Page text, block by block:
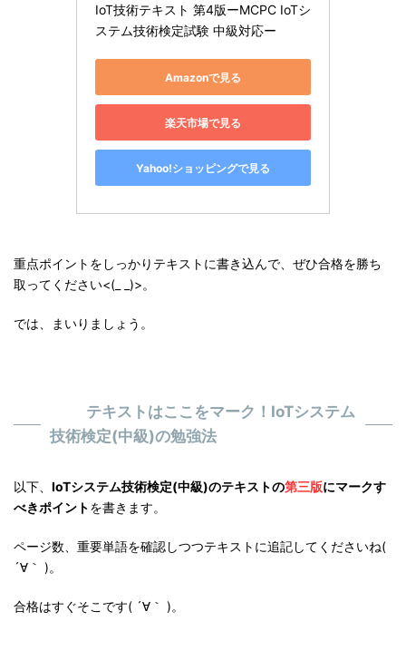
IoT技術テキスト 第4版ーMCPC IoTシ
ステム技術検定試験 中級対応ー
Amazonで見る
楽天市場で見る
Yahoo!ショッピングで見る
重点ポイントをしっかりテキストに書き込んで、ぜひ合格を勝ち
取ってください<(_ _)>。
では、まいりましょう。
テキストはここをマーク！IoTシステム
技術検定(中級)の勉強法
以下、 IoTシステム技術検定(中級)のテキストの第三版にマークす
べきポイントを書きます。
ページ数、重要単語を確認しつつテキストに追記してくださいね(
´∀｀ )。
合格はすぐそこです( ´∀｀ )。